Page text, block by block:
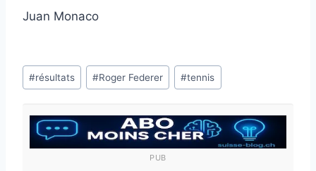
Juan Monaco
Étiquettes
de
publication :
#résultats #Roger Federer #tennis
PUB